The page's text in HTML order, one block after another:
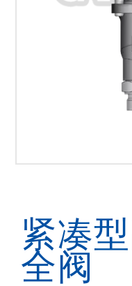
紧凑
全阀